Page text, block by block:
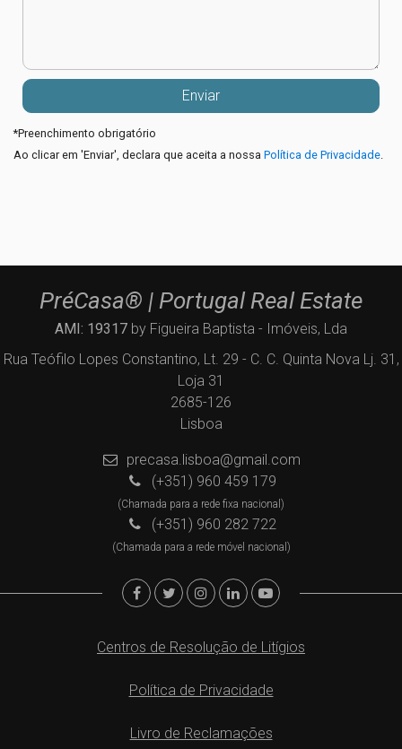
*Preenchimento obrigatório
Ao clicar em 'Enviar', declara que aceita a nossa Política de Privacidade
PréCasa® | Portugal Real Estate
AMI: 19317 by Figueira Baptista - Imóveis, Lda
Rua Teófilo Lopes Constantino, Lt. 29 - C. C. Quinta Nova Lj. 31,
Loja 31
2685-126
Lisboa
precasa.lisboa@gmail.com
(+351) 960 459 179
(Chamada para a rede fixa nacional)
(+351) 960 282 722
(Chamada para a rede móvel nacional)
Centros de Resolução de Litígios
Política de Privacidade
Livro de Reclamações